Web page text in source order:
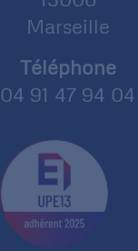
Marseille
Téléphone
04 91 47 94 04